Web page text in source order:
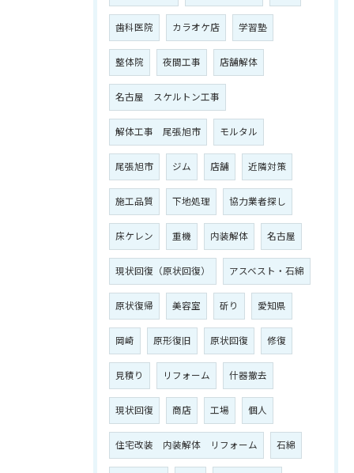
歯科医院 カラオケ店 学習塾
整体院 夜間工事 店舗解体
名古屋 スケルトン工事
解体工事 尾張旭市 モルタル
尾張旭市 ジム 店舗 近隣対策
施工品質 下地処理 協力業者探し
床ケレン 重機 内装解体 名古屋
現状回復（原状回復） アスベスト・石綿
原状復帰 美容室 斫り 愛知県
岡崎 原形復旧 原状回復 修復
見積り リフォーム 什器撤去
現状回復 商店 工場 個人
住宅改装 内装解体 リフォーム 石綿